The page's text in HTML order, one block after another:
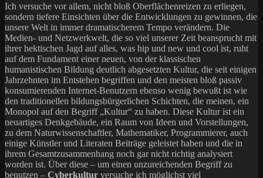
Ich versuche vor allem, nicht bloß Oberflächenreizen zu erliegen,
sondern tiefere Einsichten über die Entwicklungen zu gewinnen, die
unsere Welt in immer dramatischerem Tempo verändern. Die
Medien- und Netzwerkwelt, die so viel unserer Zeit beansprucht mit
ihrer hektischen Jagd auf alles, was hip und new und cool ist, ruht
auf dem Fundament einer neuen, von der klassischen
humanistischen Bildung deutlich abgesetzten Kultur, die seit einigen
Jahrzehnten im Entstehen begriffen und den meisten bloß passiv
konsumierenden Internet-Benutzern ebenso wenig bewußt ist wie
den traditionellen bildungsbürgerlichen Schichten, die meinen, ein
Monopol auf den Begriff „Kultur“ zu haben. Diese Kultur ist ein
neuartiges Denkgebäude, ein Raum von Ideen und Vorstellungen,
zu dem Naturwissenschaftler, Mathematiker, Programmierer, auch
einige Künstler und Literaten Beiträge geleistet haben und die in
ihrem Gesamtzusammenhang noch gar nicht richtig analysiert
worden ist. Über diese – um einen unzureichenden Begriff zu
benutzen – Cyberkultur versuche ich möglichst viel